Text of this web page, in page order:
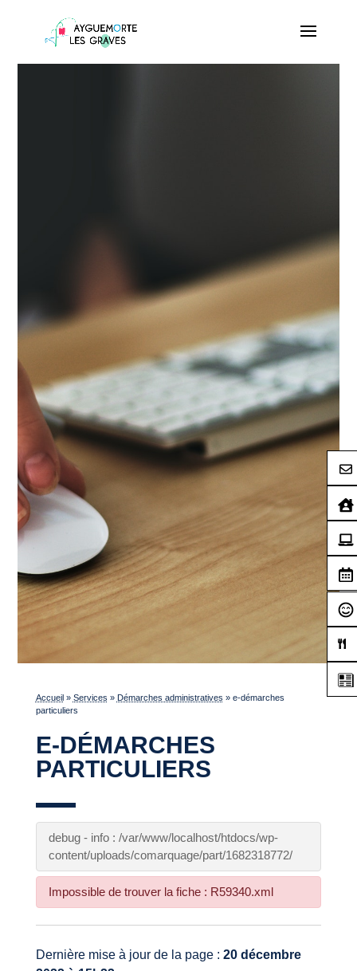
Accueil » Services » Démarches administratives » e-démarches
particuliers
E-DÉMARCHES
PARTICULIERS
debug - info : /var/www/localhost/htdocs/wp-
content/uploads/comarquage/part/1682318772/
Impossible de trouver la fiche : R59340.xml
Dernière mise à jour de la page : 20 décembre